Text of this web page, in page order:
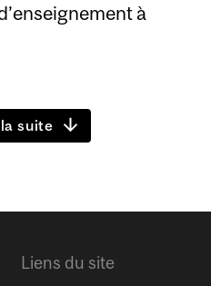
à
suite
Liens du site